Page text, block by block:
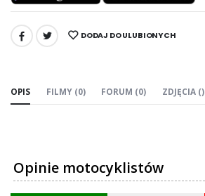
UDOSTĘPNIJ: DODAJ DO ULUBIONYCH
OPIS FILMY (0) FORUM (0) ZDJĘCIA ()
Opinie motocyklistów